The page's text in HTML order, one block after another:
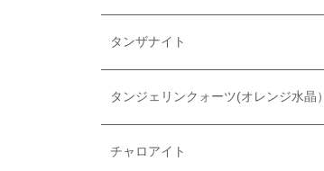
タンザナイト
タンジェリンクォーツ(オレンジ水晶）
チャロアイト